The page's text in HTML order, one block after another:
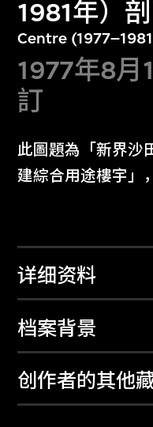
1981年）
Centre
1977年8月
訂
此圖題為「新界沙
建綜合用途樓宇」
详细资料
档案背景
创作者的其他